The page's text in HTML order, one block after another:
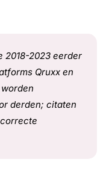
2018-2023 eerder
Qruxx en
derden; citaten